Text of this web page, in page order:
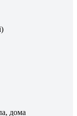
дома